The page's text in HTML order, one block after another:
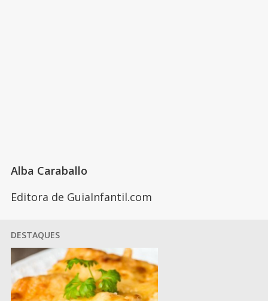
Alba Caraballo
Editora de GuiaInfantil.com
DESTAQUES